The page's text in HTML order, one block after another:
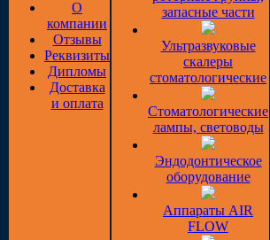
О
компании
Отзывы
Реквизиты
Дипломы
Доставка
и оплата
запасные части
Ультразвуковые
скалеры
стоматологические
Стоматологические
лампы, световоды
Эндодонтическое
оборудование
Аппараты AIR
FLOW